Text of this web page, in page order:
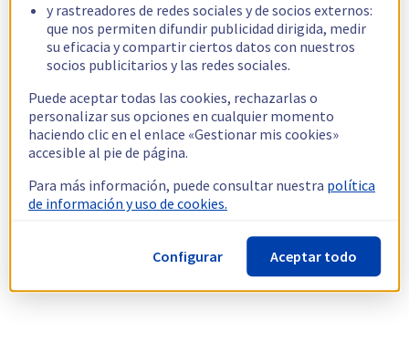
y rastreadores de redes sociales y de socios externos:
que nos permiten difundir publicidad dirigida, medir
su eficacia y compartir ciertos datos con nuestros
socios publicitarios y las redes sociales.
Puede aceptar todas las cookies, rechazarlas o
personalizar sus opciones en cualquier momento
haciendo clic en el enlace «Gestionar mis cookies»
accesible al pie de página.
Para más información, puede consultar nuestra política
de información y uso de cookies.
Configurar Aceptar todo